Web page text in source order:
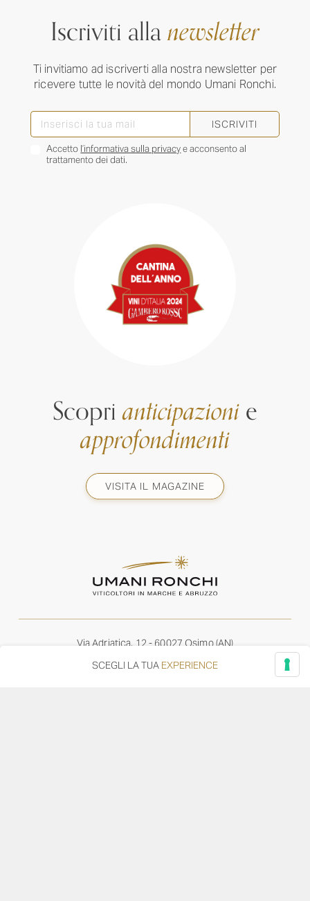
Iscriviti allanewsletter
Ti invitiamo ad iscriverti alla nostra newsletter per
ricevere tutte le novità del mondo Umani Ronchi.
ISCRIVITI
Accetto l’informativa sulla privacye acconsento al
trattamento dei dati.
Scoprianticipazionie
approfondimenti
VISITA IL MAGAZINE
Via Adriatica, 12 - 60027 Osimo (AN)
wine@umanironchi.it
SCEGLI LA TUA EXPERIENCE